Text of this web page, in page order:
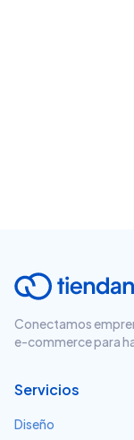
Conectamos
e-commerce para
Servicios
Diseño